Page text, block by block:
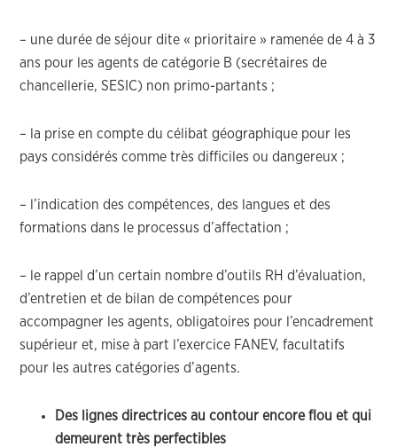
– une durée de séjour dite « prioritaire » ramenée de 4 à 3
ans pour les agents de catégorie B (secrétaires de
chancellerie, SESIC) non primo-partants ;
– la prise en compte du célibat géographique pour les
pays considérés comme très difficiles ou dangereux ;
– l’indication des compétences, des langues et des
formations dans le processus d’affectation ;
– le rappel d’un certain nombre d’outils RH d’évaluation,
d’entretien et de bilan de compétences pour
accompagner les agents, obligatoires pour l’encadrement
supérieur et, mise à part l’exercice FANEV, facultatifs
pour les autres catégories d’agents.
Des lignes directrices au contour encore flou et qui
demeurent très perfectibles